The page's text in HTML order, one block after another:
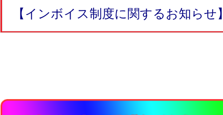
【インボイス制度に関するお知らせ